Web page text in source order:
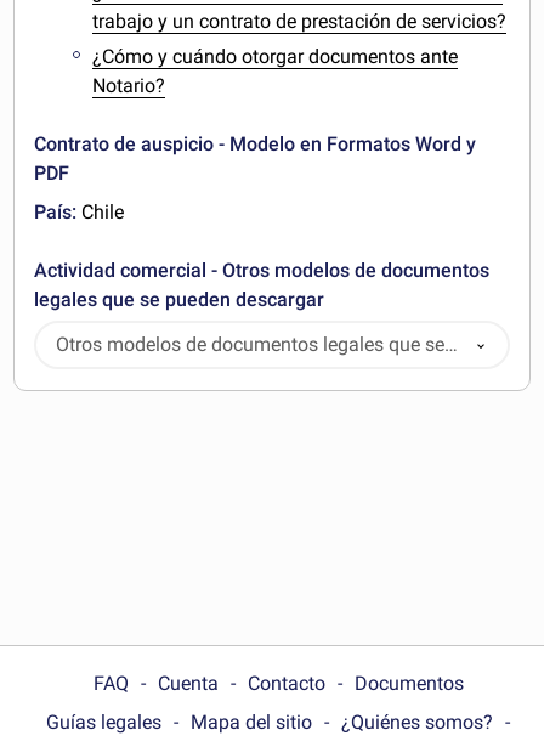
trabajo y un contrato de prestación de servicios?
¿Cómo y cuándo otorgar documentos ante
Notario?
Contrato de auspicio - Modelo en Formatos Word y
PDF
País: Chile
Actividad comercial - Otros modelos de documentos
legales que se pueden descargar
Otros modelos de documentos legales que se
pueden descargar
FAQ Cuenta Contacto
Documentos
Guías legales
Mapa del sitio ¿Quiénes somos?